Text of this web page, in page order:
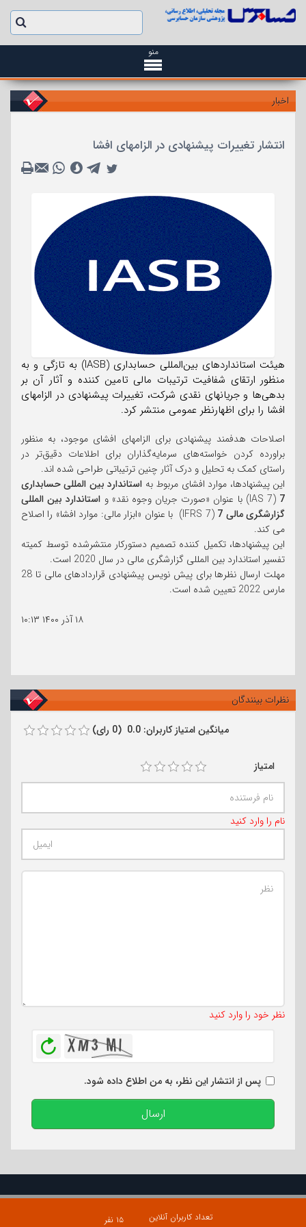
منو
اخبار
انتشار تغییرات پیشنهادی در الزامهای افشا
هیئت استانداردهای بین‌المللی حسابداری (IASB) به تازگی و به
منظور ارتقای شفافیت ترتیبات مالی تامین کننده و آثار آن بر
بدهی‌ها و جریانهای نقدی شرکت، تغییرات پیشنهادی در الزامهای
افشا را برای اظهارنظر عمومی منتشر کرد.
اصلاحات هدفمند پیشنهادی برای الزامهای افشای موجود، به منظور
براورده کردن خواسته‌های سرمایه‌گذاران برای اطلاعات دقیق‌تر در
راستای کمک به تحلیل و درک آثار چنین ترتیباتی طراحی شده اند.
این پیشنهادها، موارد افشای مربوط به استاندارد بین المللی حسابداری
7 (IAS 7) با عنوان «صورت جریان وجوه نقد» و
استاندارد بین المللی
گزارشگری مالی 7
(IFRS 7) با عنوان «ابزار مالی: موارد افشا» را اصلاح
می کند.
این پیشنهادها، تکمیل کننده تصمیم دستورکار منتشرشده توسط کمیته
تفسیر استاندارد بین المللی گزارشگری مالی در سال 2020 است.
مهلت ارسال نظرها برای پیش نویس پیشنهادی قراردادهای مالی تا 28
مارس 2022 تعیین شده است.
۱۸ آذر ۱۴۰۰
۱۰:۱۳
نظرات بینندگان
میانگین امتیاز کاربران: 0.0 (0 رای)
امتیاز
نام را وارد کنید
نظر خود را وارد کنید
پس از انتشار این نظر، به من اطلاع داده شود.
ارسال
تعداد کاربران آنلاین ۱۵ نفر